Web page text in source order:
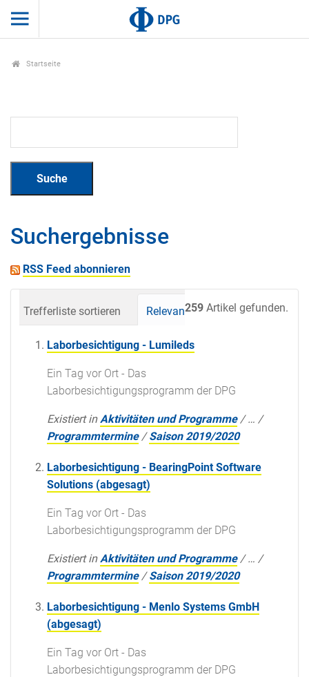
Startseite
Suchergebnisse
RSS Feed abonnieren
259 Artikel gefunden.
Trefferliste sortieren Relevanz Datum
Laborbesichtigung - Lumileds
Ein Tag vor Ort - Das
Laborbesichtigungsprogramm der DPG
Existiert in Aktivitäten und Programme /… /
Programmtermine /Saison 2019/2020
Laborbesichtigung - BearingPoint Software
Solutions (abgesagt)
Ein Tag vor Ort - Das
Laborbesichtigungsprogramm der DPG
Existiert in Aktivitäten und Programme /… /
Programmtermine /Saison 2019/2020
Laborbesichtigung - Menlo Systems GmbH
(abgesagt)
Ein Tag vor Ort - Das
Laborbesichtigungsprogramm der DPG